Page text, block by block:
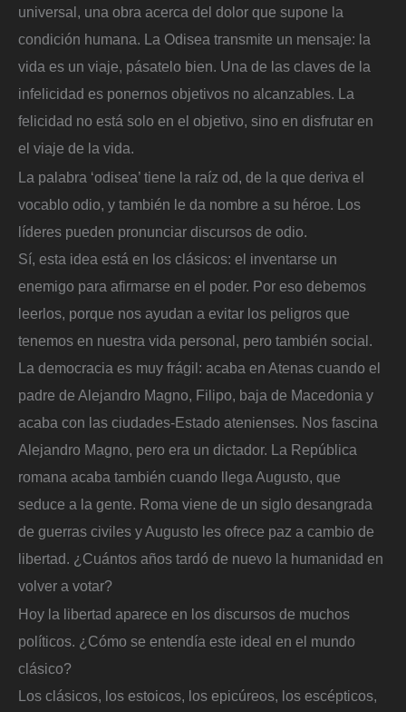
universal, una obra acerca del dolor que supone la
condición humana. La Odisea transmite un mensaje: la
vida es un viaje, pásatelo bien. Una de las claves de la
infelicidad es ponernos objetivos no alcanzables. La
felicidad no está solo en el objetivo, sino en disfrutar en
el viaje de la vida.
La palabra ‘odisea’ tiene la raíz od, de la que deriva el
vocablo odio, y también le da nombre a su héroe. Los
líderes pueden pronunciar discursos de odio.
Sí, esta idea está en los clásicos: el inventarse un
enemigo para afirmarse en el poder. Por eso debemos
leerlos, porque nos ayudan a evitar los peligros que
tenemos en nuestra vida personal, pero también social.
La democracia es muy frágil: acaba en Atenas cuando el
padre de Alejandro Magno, Filipo, baja de Macedonia y
acaba con las ciudades-Estado atenienses. Nos fascina
Alejandro Magno, pero era un dictador. La República
romana acaba también cuando llega Augusto, que
seduce a la gente. Roma viene de un siglo desangrada
de guerras civiles y Augusto les ofrece paz a cambio de
libertad. ¿Cuántos años tardó de nuevo la humanidad en
volver a votar?
Hoy la libertad aparece en los discursos de muchos
políticos. ¿Cómo se entendía este ideal en el mundo
clásico?
Los clásicos, los estoicos, los epicúreos, los escépticos,